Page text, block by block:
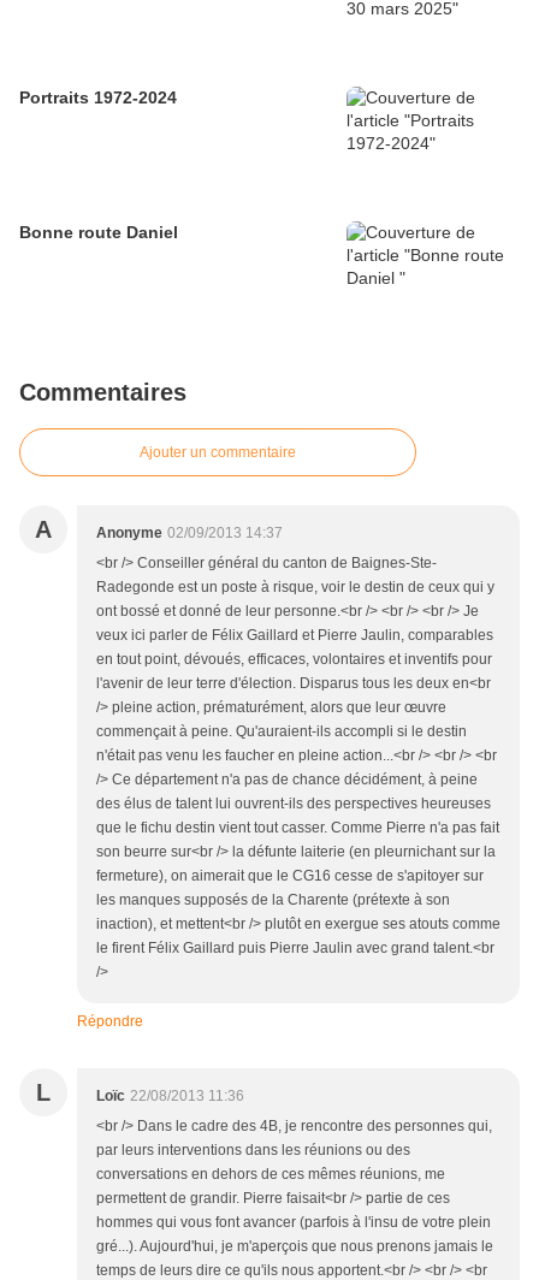
Portraits 1972-2024
Bonne route Daniel
Commentaires
Ajouter un commentaire
A Anonyme 02/09/2013 14:37
<br /> Conseiller général du canton de Baignes-Ste-
Radegonde est un poste à risque, voir le destin de ceux qui y
ont bossé et donné de leur personne.<br /> <br /> <br /> Je
veux ici parler de Félix Gaillard et Pierre Jaulin, comparables
en tout point, dévoués, efficaces, volontaires et inventifs pour
l'avenir de leur terre d'élection. Disparus tous les deux en<br
/> pleine action, prématurément, alors que leur œuvre
commençait à peine. Qu'auraient-ils accompli si le destin
n'était pas venu les faucher en pleine action...<br /> <br /> <br
/> Ce département n'a pas de chance décidément, à peine
des élus de talent lui ouvrent-ils des perspectives heureuses
que le fichu destin vient tout casser. Comme Pierre n'a pas fait
son beurre sur<br /> la défunte laiterie (en pleurnichant sur la
fermeture), on aimerait que le CG16 cesse de s'apitoyer sur
les manques supposés de la Charente (prétexte à son
inaction), et mettent<br /> plutôt en exergue ses atouts comme
le firent Félix Gaillard puis Pierre Jaulin avec grand talent.<br
/>
Répondre
L Loïc 22/08/2013 11:36
<br /> Dans le cadre des 4B, je rencontre des personnes qui,
par leurs interventions dans les réunions ou des
conversations en dehors de ces mêmes réunions, me
permettent de grandir. Pierre faisait<br /> partie de ces
hommes qui vous font avancer (parfois à l'insu de votre plein
gré...). Aujourd'hui, je m'aperçois que nous prenons jamais le
temps de leurs dire ce qu'ils nous apportent.<br /> <br /> <br